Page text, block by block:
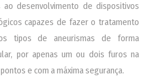
ao desenvolvimento de dispositivos
capazes de fazer o tratamento
tipos de aneurismas de forma
por apenas um ou dois furos na
e com a máxima segurança.